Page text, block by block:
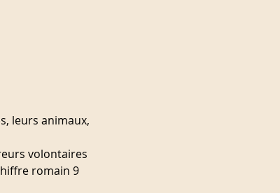
leurs animaux,
volontaires
romain 9